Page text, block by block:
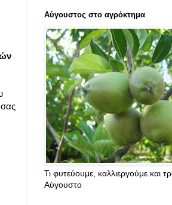
Αύγουστος στο αγρόκτημα
Τι φυτεύουμε, καλλιεργούμε και
Αύγουστο